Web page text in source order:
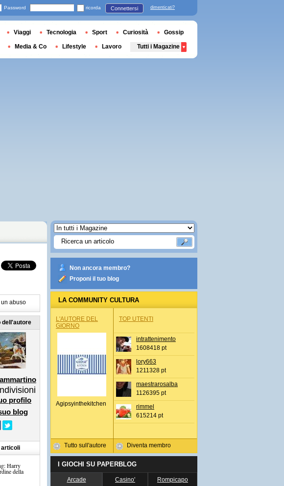
abuso
dell'autore
profilo
blog
articoli
Harry
della
Non ancora membro?
Proponi il tuo blog
LA COMMUNITY CULTURA
L'AUTORE DEL
GIORNO
Agipsyinthekitchen
Tutto sull'autore
TOP UTENTI
intrattenimento
1608418 pt
lory663
1211328 pt
maestrarosalba
1126395 pt
rimmel
615214 pt
Diventa membro
I GIOCHI SU PAPERBLOG
Arcade Casino' Rompicapo
Password ricorda Connettersi dimenticati?
Viaggi Tecnologia Sport Curiosità Gossip
Media & Co Lifestyle Lavoro Tutti i Magazine